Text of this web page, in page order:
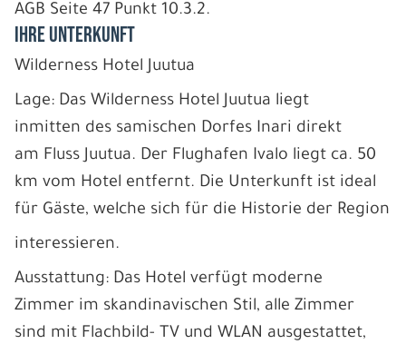
AGB Seite 47 Punkt 10.3.2.
IHRE UNTERKUNFT
Wilderness Hotel Juutua
Lage: Das Wilderness Hotel Juutua liegt
inmitten des samischen Dorfes Inari direkt
am Fluss Juutua. Der Flughafen Ivalo liegt ca. 50
km vom Hotel entfernt. Die Unterkunft ist ideal
für Gäste, welche sich für die Historie der Region
interessieren.
Ausstattung: Das Hotel verfügt moderne
Zimmer im skandinavischen Stil, alle Zimmer
sind mit Flachbild- TV und WLAN ausgestattet,